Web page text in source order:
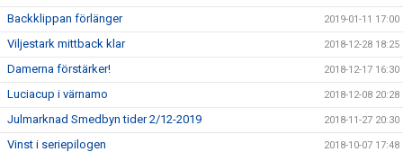
Backklippan förlänger 2019-01-11 17:00
Viljestark mittback klar 2018-12-28 18:25
Damerna förstärker! 2018-12-17 16:30
Luciacup i värnamo 2018-12-08 20:28
Julmarknad Smedbyn tider 2/12-2019 2018-11-27 20:30
Vinst i seriepilogen 2018-10-07 17:48